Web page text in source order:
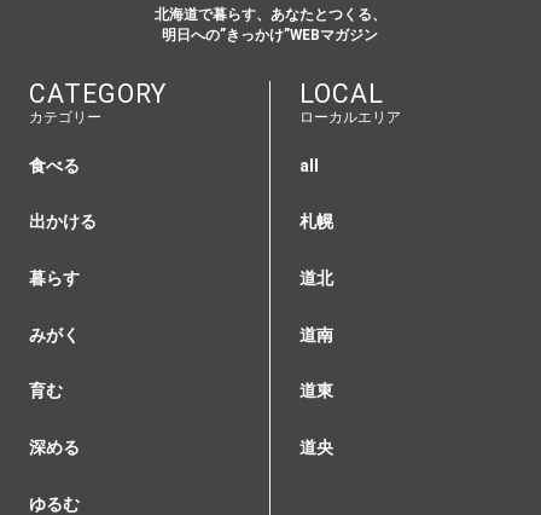
北海道で暮らす、あなたとつくる、
明日への”きっかけ”WEBマガジン
CATEGORY
カテゴリー
食べる
出かける
暮らす
みがく
育む
深める
ゆるむ
LOCAL
ローカルエリア
all
札幌
道北
道南
道東
道央